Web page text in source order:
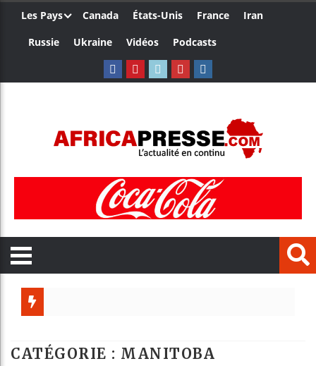
Les Pays Canada États-Unis France
Iran
Russie
Ukraine Vidéos Podcasts
CATÉGORIE : MANITOBA